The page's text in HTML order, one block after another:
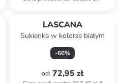
LASCANA
Sukienka w kolorze białym
-66%
od: 72,95 zł